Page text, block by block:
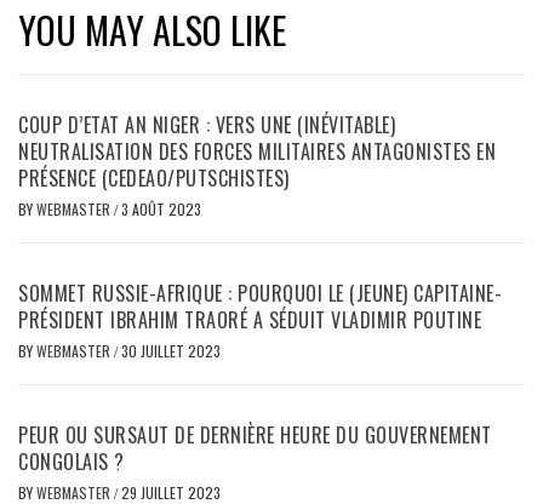
YOU MAY ALSO LIKE
COUP D’ETAT AN NIGER : VERS UNE (INÉVITABLE)
NEUTRALISATION DES FORCES MILITAIRES ANTAGONISTES EN
PRÉSENCE (CEDEAO/PUTSCHISTES)
BYWEBMASTER /3 AOÛT 2023
SOMMET RUSSIE-AFRIQUE : POURQUOI LE (JEUNE) CAPITAINE-
PRÉSIDENT IBRAHIM TRAORÉ A SÉDUIT VLADIMIR POUTINE
BYWEBMASTER /30 JUILLET 2023
PEUR OU SURSAUT DE DERNIÈRE HEURE DU GOUVERNEMENT
CONGOLAIS ?
BYWEBMASTER /29 JUILLET 2023